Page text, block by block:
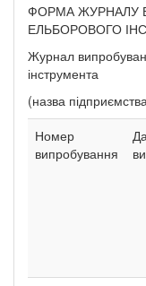
ФОРМА ЖУРНАЛУ
ЕЛЬБОРОВОГО
Журнал
інструмента
(назва
Номер
випробування